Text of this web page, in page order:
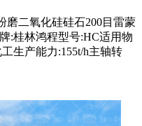
磨二氧化硅硅石200目雷蒙
:桂林鸿程型号:HC适用物
生产能力:155t/h主轴转